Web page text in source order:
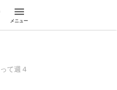
メニュー
て週４